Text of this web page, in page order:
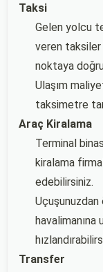
Taksi
Gelen yolcu
veren
noktaya
Ulaşım
taksimetre
Araç Kiralama
Terminal
kiralama
edebilirsiniz.
havalimanına
Transfer